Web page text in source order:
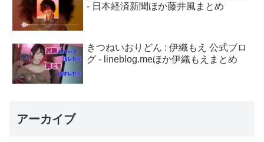
- 日本経済新聞ほか藤井風まとめ
きつねいおりどん : 伊織もえ 公式ブロ
グ - lineblog.meほか伊織もえまとめ
アーカイブ